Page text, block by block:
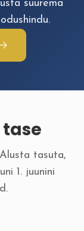
suurema
tasuta,
1. juunini